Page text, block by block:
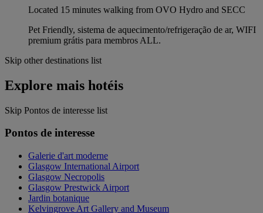
Located 15 minutes walking from OVO Hydro and SECC
Pet Friendly, sistema de aquecimento/refrigeração de ar, WIFI
premium grátis para membros ALL.
Skip other destinations list
Explore mais hotéis
Skip Pontos de interesse list
Pontos de interesse
Galerie d'art moderne
Glasgow International Airport
Glasgow Necropolis
Glasgow Prestwick Airport
Jardin botanique
Kelvingrove Art Gallery and Museum